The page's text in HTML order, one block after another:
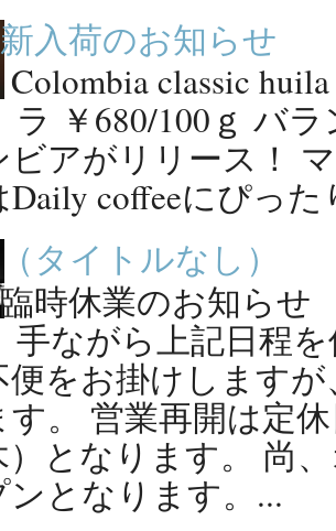
新入荷のお知らせ
Colombia classic
ラ ￥680/100ｇ バ
ビアがリリース！
Daily coffeeにぴった
（タイトルなし）
臨時休業のお知らせ
手ながら上記日程
便をお掛けします
す。 営業再開は定
）となります。 尚
ンとなります。...